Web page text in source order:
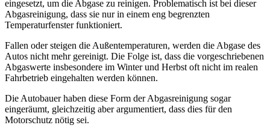
eingesetzt, um die Abgase zu reinigen. Problematisch ist bei dieser
Abgasreinigung, dass sie nur in einem eng begrenzten
Temperaturfenster funktioniert.
Fallen oder steigen die Außentemperaturen, werden die Abgase des
Autos nicht mehr gereinigt. Die Folge ist, dass die vorgeschriebenen
Abgaswerte insbesondere im Winter und Herbst oft nicht im realen
Fahrbetrieb eingehalten werden können.
Die Autobauer haben diese Form der Abgasreinigung sogar
eingeräumt, gleichzeitig aber argumentiert, dass dies für den
Motorschutz nötig sei.